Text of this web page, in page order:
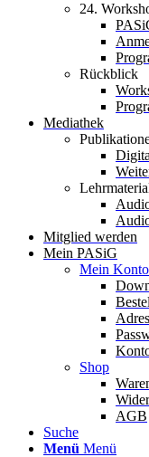
24.
Rückblick
Mediathek
Mitglied werden
Mein PASiG
Mein Konto
Shop
AGB
Suche
Menü Menü